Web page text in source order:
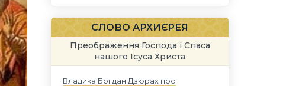
СЛОВО АРХИЄРЕЯ
Преображення Господа і Спаса
нашого Ісуса Христа
Владика Богдан Дзюрах про